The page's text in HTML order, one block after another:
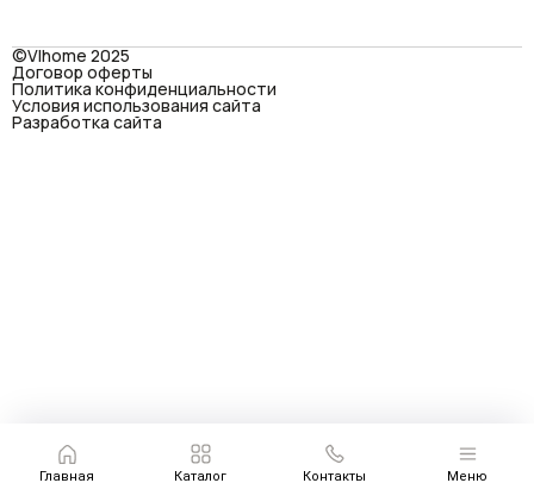
Главная Каталог Контакты Меню
©VIhome 2025
Договор оферты
Политика конфиденциальности
Условия использования сайта
Разработка сайта